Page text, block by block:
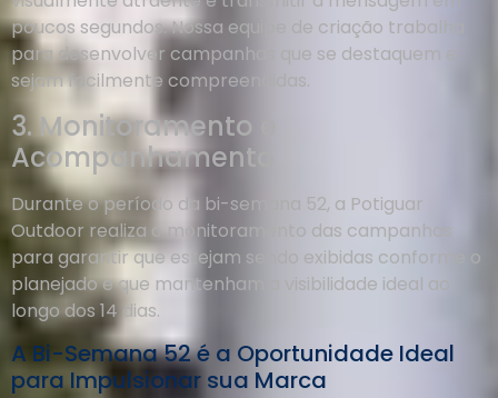
poucos segundos. Nossa equipe de criação trabalha
para desenvolver campanhas que se destaquem e
sejam facilmente compreendidas.
3. Monitoramento e
Acompanhamento
Durante o período da bi-semana 52, a Potiguar
Outdoor realiza o monitoramento das campanhas
para garantir que estejam sendo exibidas conforme o
planejado e que mantenham a visibilidade ideal ao
longo dos 14 dias.
A Bi-Semana 52 é a Oportunidade Ideal
para Impulsionar sua Marca